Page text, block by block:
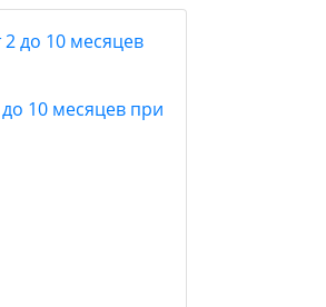
10 месяцев при